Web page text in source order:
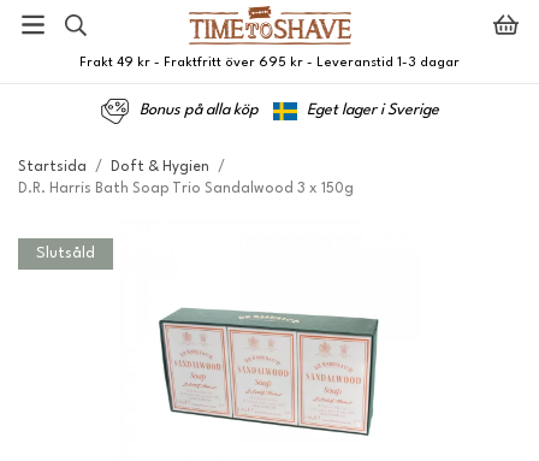
Frakt 49 kr - Fraktfritt över 695 kr - Leveranstid 1-3 dagar
Bonus på alla köp Eget lager i Sverige
Startsida / Doft & Hygien
/
D.R. Harris Bath Soap Trio Sandalwood 3 x 150g
Slutsåld